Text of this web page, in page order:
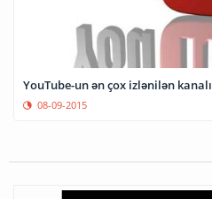
YouTube-un ən çox izlənilən kanalı
08-09-2015